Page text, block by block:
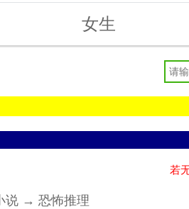
女生
若
说 → 恐怖推理